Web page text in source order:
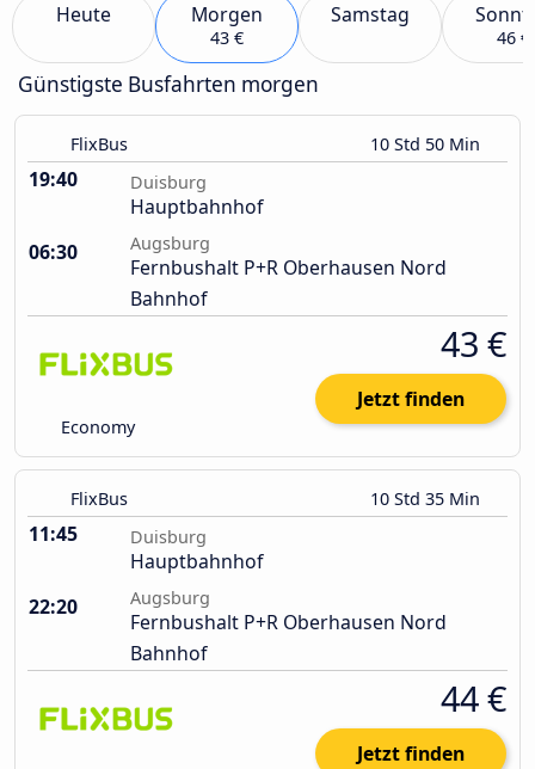
Heute Morgen
43 €
Samstag
46 €
Günstigste Busfahrten morgen
FlixBus 10 Std 50 Min
19:40 Duisburg
Hauptbahnhof
06:30
Augsburg
Fernbushalt P+R Oberhausen Nord
Bahnhof
Economy
43 €
Jetzt finden
FlixBus 10 Std 35 Min
11:45 Duisburg
Hauptbahnhof
22:20
Augsburg
Fernbushalt P+R Oberhausen Nord
Bahnhof
44 €
Jetzt finden